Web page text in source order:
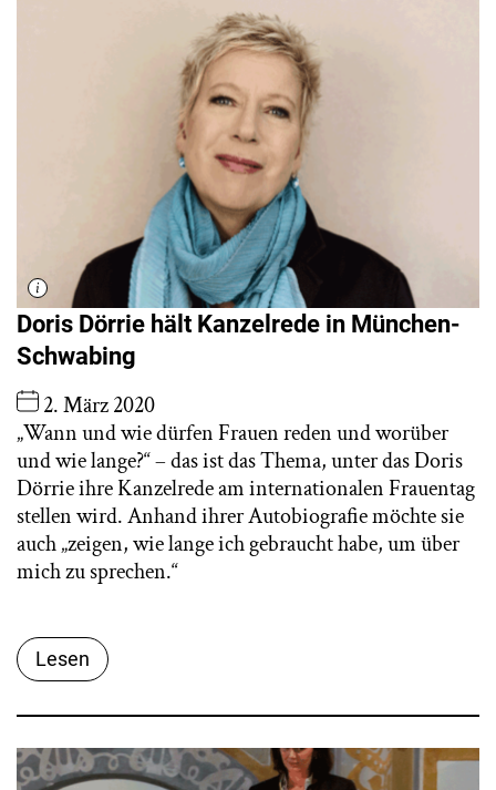
Doris Dörrie hält Kanzelrede in München-
Schwabing
2. März 2020
„Wann und wie dürfen Frauen reden und worüber
und wie lange?“ – das ist das Thema, unter das Doris
Dörrie ihre Kanzelrede am internationalen Frauentag
stellen wird. Anhand ihrer Autobiografie möchte sie
auch „zeigen, wie lange ich gebraucht habe, um über
mich zu sprechen.“
Lesen